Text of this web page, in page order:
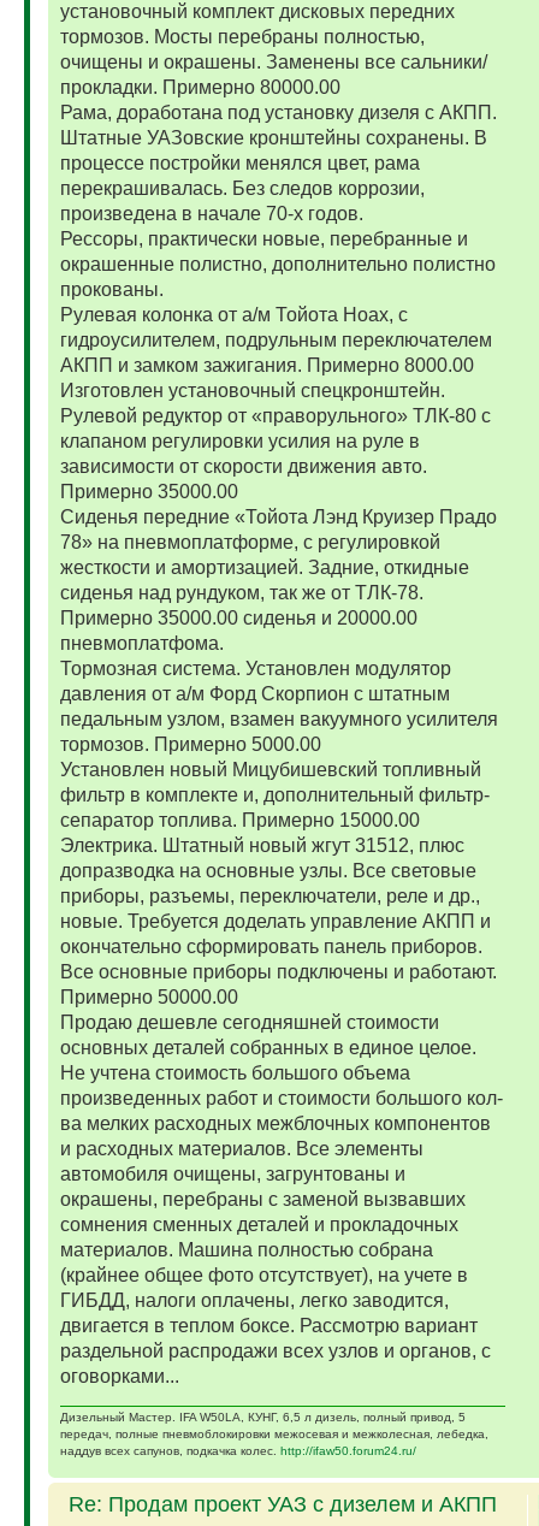
установочный комплект дисковых передних
тормозов. Мосты перебраны полностью,
очищены и окрашены. Заменены все сальники/
прокладки. Примерно 80000.00
Рама, доработана под установку дизеля с АКПП.
Штатные УАЗовские кронштейны сохранены. В
процессе постройки менялся цвет, рама
перекрашивалась. Без следов коррозии,
произведена в начале 70-х годов.
Рессоры, практически новые, перебранные и
окрашенные полистно, дополнительно полистно
прокованы.
Рулевая колонка от а/м Тойота Ноах, с
гидроусилителем, подрульным переключателем
АКПП и замком зажигания. Примерно 8000.00
Изготовлен установочный спецкронштейн.
Рулевой редуктор от «праворульного» ТЛК-80 с
клапаном регулировки усилия на руле в
зависимости от скорости движения авто.
Примерно 35000.00
Сиденья передние «Тойота Лэнд Круизер Прадо
78» на пневмоплатформе, с регулировкой
жесткости и амортизацией. Задние, откидные
сиденья над рундуком, так же от ТЛК-78.
Примерно 35000.00 сиденья и 20000.00
пневмоплатфома.
Тормозная система. Установлен модулятор
давления от а/м Форд Скорпион с штатным
педальным узлом, взамен вакуумного усилителя
тормозов. Примерно 5000.00
Установлен новый Мицубишевский топливный
фильтр в комплекте и, дополнительный фильтр-
сепаратор топлива. Примерно 15000.00
Электрика. Штатный новый жгут 31512, плюс
допразводка на основные узлы. Все световые
приборы, разъемы, переключатели, реле и др.,
новые. Требуется доделать управление АКПП и
окончательно сформировать панель приборов.
Все основные приборы подключены и работают.
Примерно 50000.00
Продаю дешевле сегодняшней стоимости
основных деталей собранных в единое целое.
Не учтена стоимость большого объема
произведенных работ и стоимости большого кол-
ва мелких расходных межблочных компонентов
и расходных материалов. Все элементы
автомобиля очищены, загрунтованы и
окрашены, перебраны с заменой вызвавших
сомнения сменных деталей и прокладочных
материалов. Машина полностью собрана
(крайнее общее фото отсутствует), на учете в
ГИБДД, налоги оплачены, легко заводится,
двигается в теплом боксе. Рассмотрю вариант
раздельной распродажи всех узлов и органов, с
оговорками...
Дизельный Мастер. IFA W50LA, КУНГ, 6,5 л дизель, полный привод, 5
передач, полные пневмоблокировки межосевая и межколесная, лебедка,
наддув всех сапунов, подкачка колес. http://ifaw50.forum24.ru/
Re: Продам проект УАЗ с дизелем и АКПП